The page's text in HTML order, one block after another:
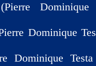
Dominique
Dominique